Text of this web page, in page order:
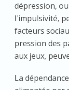
dépression,
l'impulsivité,
facteurs
pression des
aux jeux,
La